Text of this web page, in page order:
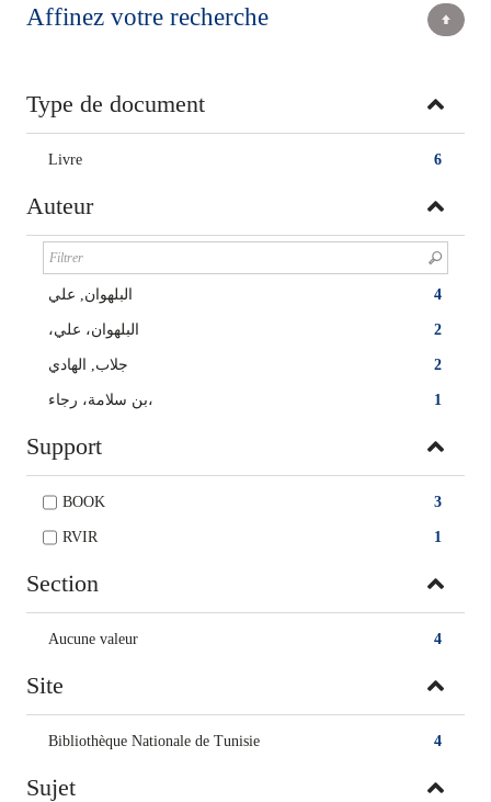
Affinez votre recherche
Type de document
6
Livre
Auteur
4 البلهوان, علي‏
2 ،البلهوان، علي
2 جلاب, الهادي
1 بن سلامة، رجاء،
Support
3
BOOK
1
RVIR
Section
4
Aucune valeur
Site
4
Bibliothèque Nationale de Tunisie
Sujet